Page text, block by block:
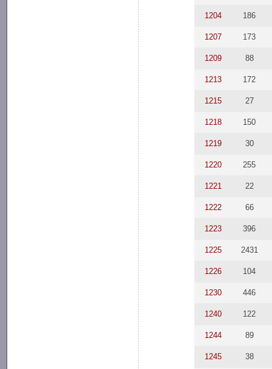
1204 186
1207 173
1209 88
1213 172
1215 27
1218 150
1219 30
1220 255
1221 22
1222 66
1223 396
1225 2431
1226 104
1230 446
1240 122
1244 89
1245 38